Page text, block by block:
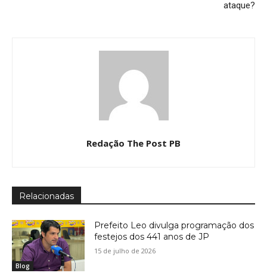
ataque?
Redação The Post PB
Relacionadas
Blog
Prefeito Leo divulga programação dos
festejos dos 441 anos de JP
15 de julho de 2026